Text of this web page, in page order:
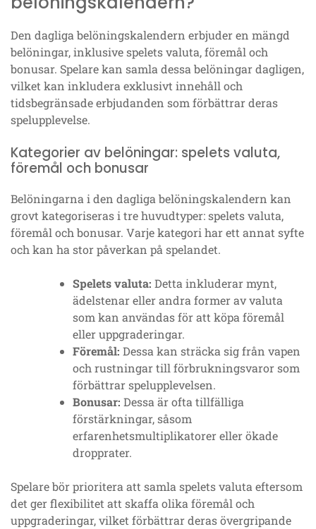
Den dagliga belöningskalendern erbjuder en mängd
belöningar, inklusive spelets valuta, föremål och
bonusar. Spelare kan samla dessa belöningar dagligen,
vilket kan inkludera exklusivt innehåll och
tidsbegränsade erbjudanden som förbättrar deras
spelupplevelse.
Kategorier av belöningar: spelets valuta,
föremål och bonusar
Belöningarna i den dagliga belöningskalendern kan
grovt kategoriseras i tre huvudtyper: spelets valuta,
föremål och bonusar. Varje kategori har ett annat syfte
och kan ha stor påverkan på spelandet.
Spelets valuta: Detta inkluderar mynt,
ädelstenar eller andra former av valuta
som kan användas för att köpa föremål
eller uppgraderingar.
Föremål: Dessa kan sträcka sig från vapen
och rustningar till förbrukningsvaror som
förbättrar spelupplevelsen.
Bonusar: Dessa är ofta tillfälliga
förstärkningar, såsom
erfarenhetsmultiplikatorer eller ökade
dropprater.
Spelare bör prioritera att samla spelets valuta eftersom
det ger flexibilitet att skaffa olika föremål och
uppgraderingar, vilket förbättrar deras övergripande